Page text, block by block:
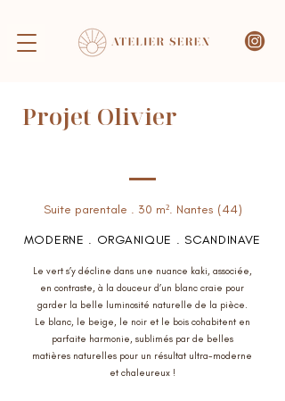
Projet Olivier
Suite parentale . 30 m². Nantes (44)
MODERNE . ORGANIQUE . SCANDINAVE
Le vert s’y décline dans une nuance kaki, associée,
en contraste, à la douceur d’un blanc craie pour
garder la belle luminosité naturelle de la pièce.
Le blanc, le beige, le noir et le bois cohabitent en
parfaite harmonie, sublimés par de belles
matières naturelles pour un résultat ultra-moderne
et chaleureux !